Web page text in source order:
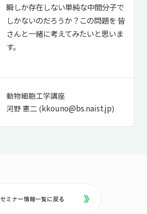
瞬しか存在しない単純な中間分子で
しかないのだろうか？この問題を 皆
さんと一緒に考えてみたいと思いま
す。
動物細胞工学講座
河野 憲二 (kkouno@bs.naist.jp)
セミナー情報一覧に戻る